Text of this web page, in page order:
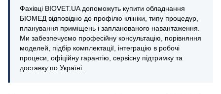
Фахівці BIOVET.UA допоможуть купити обладнання
БІОМЕД відповідно до профілю клініки, типу процедур,
планування приміщень і запланованого навантаження.
Ми забезпечуємо професійну консультацію, порівняння
моделей, підбір комплектації, інтеграцію в робочі
процеси, офіційну гарантію, сервісну підтримку та
доставку по Україні.